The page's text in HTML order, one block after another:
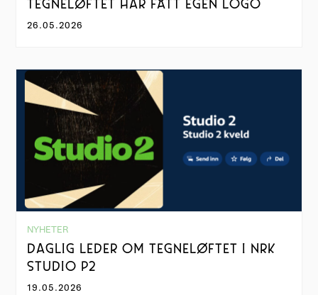
TEGNELØFTET HAR FÅTT EGEN LOGO
26.05.2026
NYHETER
DAGLIG LEDER OM TEGNELØFTET I NRK
STUDIO P2
19.05.2026